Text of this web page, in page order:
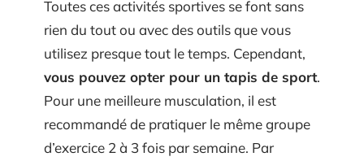
Toutes ces activités sportives se font sans
rien du tout ou avec des outils que vous
utilisez presque tout le temps. Cependant,
vous pouvez opter pour un tapis de sport.
Pour une meilleure musculation, il est
recommandé de pratiquer le même groupe
d’exercice 2 à 3 fois par semaine. Par